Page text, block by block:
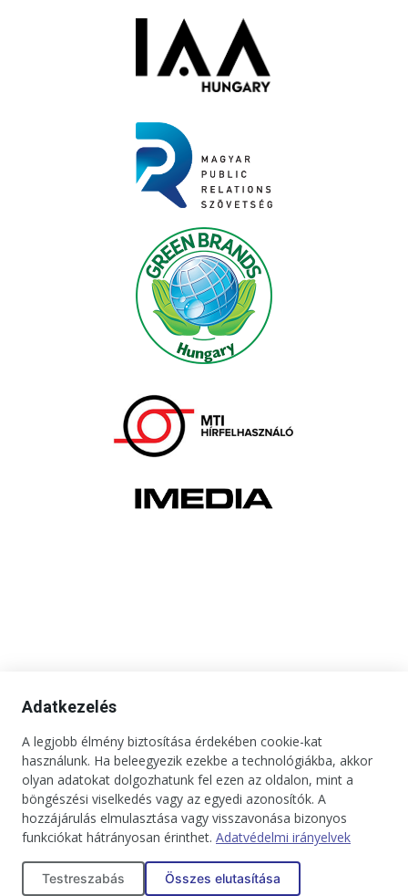
Kapcsolat Impresszum Médiaajánlat
Jogi tudnivalók
Adatkezelés
A legjobb élmény biztosítása érdekében cookie-kat
használunk. Ha beleegyezik ezekbe a technológiákba, akkor
olyan adatokat dolgozhatunk fel ezen az oldalon, mint a
böngészési viselkedés vagy az egyedi azonosítók. A
hozzájárulás elmulasztása vagy visszavonása bizonyos
funkciókat hátrányosan érinthet. Adatvédelmi irányelvek
Testreszabás Összes elutasítása